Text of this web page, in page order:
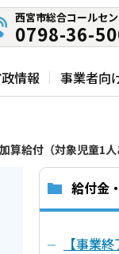
西宮市総合コールセ
0798-36-
情報 事業者向
算給付（対象児童1
給付金
【事業